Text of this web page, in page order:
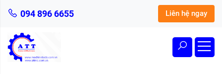
094 896 6655 Liên hệ ngay